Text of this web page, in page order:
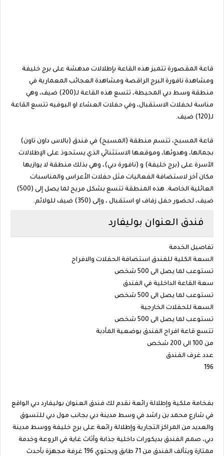
قاعة المقصورة تتميز هذه القاعة بإطلالات مدهشة على برج خليفة
ومشاهدة نافورة البرج الراقصة ومشاهدة العجائب المعمارية في
منطقة وسط دبي المحيطة، تتسع هذه القاعة لـ(200) ضيف، وهي
مناسة لحفلات الاستقبال، وفي حفلات العشاء او البوفيه تتسع القاعة
لـ(120) ضيف.
قاعة المسبح، تتسم منطقة (المسبح) في فندق (بالاس داون تاون)
بجمالها، وهدوئها، وموقعها الاستثنائي الذي يستحوذ على الإطلالات
الآسرة على (برج خليفة) و (نافورة دبي)، وهي بذلك منطقة لا يوازيها
مكان آخر لاستضافة الفعاليات مثل حفلات الأعراس والمناسبات
العائلية الخاصة. هذه المنطقة تتسع بشكل مريح لما يصل إلى (500)
ضيف، لحضور حفل زفاف او استقبال ، وإلى (350) ضيف للولائم.
فندق العنوان بوليفارد
تفاصيل الخدمة
السعة الكلية للفندق استضافة الحفلات والافراح
تستوعب لما يصل الى 500 شخص
سعة القاعة الداخلية في الفندق
تستوعب لما يصل الى 500 شخص
السعة للحفلات الخارجية
تستوعب لما يصل الى 500 شخص
تتسع قاعة افراح الفندق بوضعية المأدبة
من 100 الى 200 شخص
عدد غرف الفندق
196
بفخامة ملكية وإطلالة رائعة نقدم لك فندق العنوان بوليفارد دبي الواقع
في شارع محمد بن راشد في وسط مدينة دبي بجانب مول دبي للتسوق
والعديد من المراكز التجارية وإطلالة رائعة على برج خليفة ووسط مدينة
دبي، صمم الفندق بديكورات داخلية جذابة وأثاث غاية في الروعة وخدمة
ممتازة ويتألف الفندق من 71 طابق ويحتوي 196 غرفة مجهزة بأحدث